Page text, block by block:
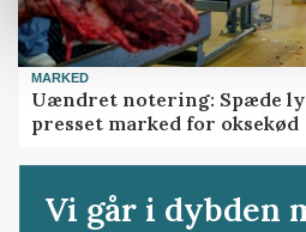
MARKED
Uændret notering: Spæde
presset marked for oksekød
Vi går i dybden